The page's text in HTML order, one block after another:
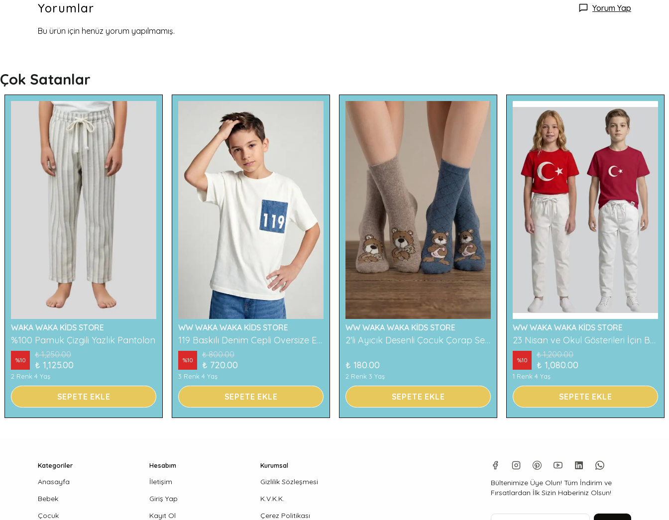
Yorumlar Yorum Yap
Bu ürün için henüz yorum yapılmamış.
Çok Satanlar
WAKA WAKA KİDS STORE
%100 Pamuk Çizgili Yazlık Pantolon
%10
₺ 1,250.00
₺ 1,125.00
2 Renk 4 Yaş
SEPETE EKLE
WW WAKA WAKA KİDS STORE
119 Baskılı Denim Cepli Oversize Erkek Çocuk Tişört
%10
₺ 800.00
₺ 720.00
3 Renk 4 Yaş
SEPETE EKLE
WW WAKA WAKA KİDS STORE
2'li Ayıcık Desenli Çocuk Çorap Seti Renkli ve Eğlenceli Desenler Rahat ve Yumuşak Kumaş
₺ 180.00
2 Renk 3 Yaş
SEPETE EKLE
WW WAKA WAKA KİDS STORE
23 Nisan ve Okul Gösterileri İçin Beyaz Çocuk Pantolonu
%10
₺ 1,200.00
₺ 1,080.00
1 Renk 4 Yaş
SEPETE EKLE
Kategoriler
Anasayfa
Bebek
Çocuk
Hesabım
İletişim
Giriş Yap
Kayıt Ol
Kurumsal
Gizlilik Sözleşmesi
K.V.K.K.
Çerez Politikası
Bültenimize Üye Olun! Tüm İndirim ve
Fırsatlardan İlk Sizin Haberiniz Olsun!